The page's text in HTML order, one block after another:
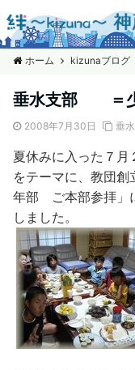
ホーム kizunaブログ
垂水支部 ＝少
2008年7月30日 垂水
夏休みに入った７月
をテーマに、教団
年部 ご本部参拝」
しました。